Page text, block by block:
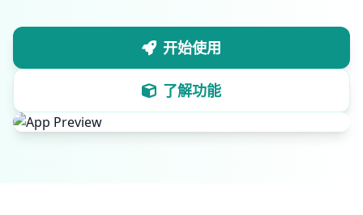
开始使用
了解功能